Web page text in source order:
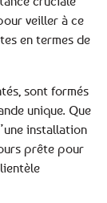
veiller à ce
en termes de
sont formés
unique. Que
installation
prête pour